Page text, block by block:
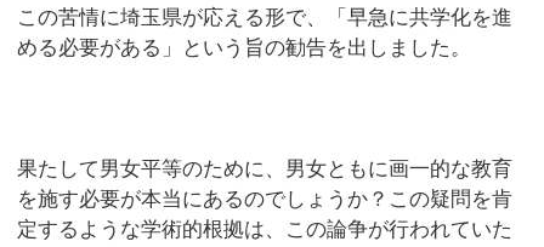
この苦情に埼玉県が応える形で、「早急に共学化を進
める必要がある」という旨の勧告を出しました。
果たして男女平等のために、男女ともに画一的な教育
を施す必要が本当にあるのでしょうか？この疑問を肯
定するような学術的根拠は、この論争が行われていた